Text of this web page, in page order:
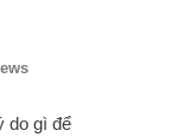
do gì để